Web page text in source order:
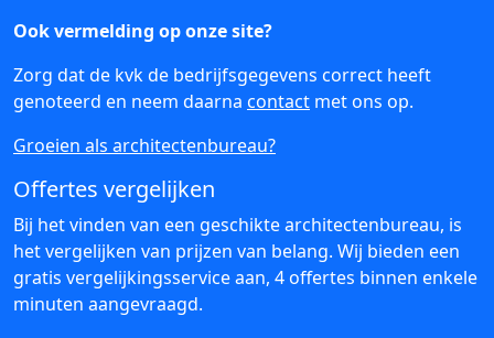
Ook vermelding op onze site?
Zorg dat de kvk de bedrijfsgegevens correct heeft
genoteerd en neem daarna contact met ons op.
Groeien als architectenbureau?
Offertes vergelijken
Bij het vinden van een geschikte architectenbureau, is
het vergelijken van prijzen van belang. Wij bieden een
gratis vergelijkingsservice aan, 4 offertes binnen enkele
minuten aangevraagd.